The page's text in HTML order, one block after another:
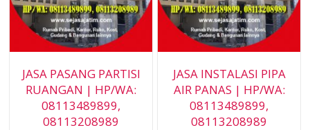
JASA PASANG PARTISI
RUANGAN | HP/WA:
08113489899,
08113208989
JASA INSTALASI PIPA
AIR PANAS | HP/WA:
08113489899,
08113208989